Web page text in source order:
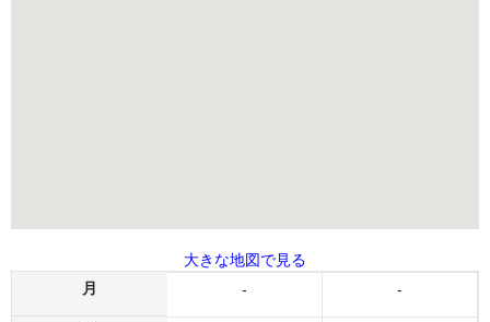
大きな地図で見る
月
- -